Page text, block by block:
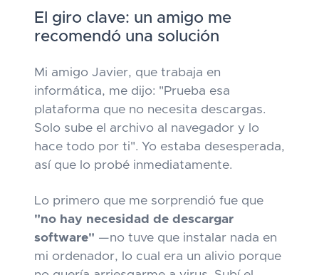
El giro clave: un amigo me
recomendó una solución
Mi amigo Javier, que trabaja en
informática, me dijo: "Prueba esa
plataforma que no necesita descargas.
Solo sube el archivo al navegador y lo
hace todo por ti". Yo estaba desesperada,
así que lo probé inmediatamente.
Lo primero que me sorprendió fue que
"no hay necesidad de descargar
software" —no tuve que instalar nada en
mi ordenador, lo cual era un alivio porque